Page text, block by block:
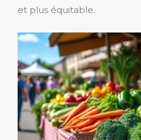
et plus équitable.